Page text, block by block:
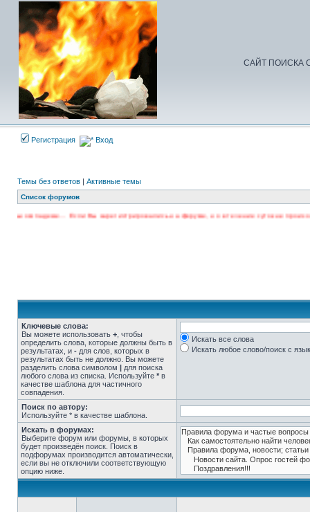
САЙТ ПОИСКА
Регистрация Вход
Темы без ответов | Активные темы
Список форумов
Если Вы зарегистрировались на форуме, но в течение суток не произошла
Ключевые слова:
Вы можете использовать + , чтобы
определить слова, которые должны быть в
результатах, и - для слов, которых в
результатах быть не должно. Вы можете
разделить слова символом | для поиска
любого слова из списка. Используйте * в
качестве шаблона для частичного
совпадения.
Искать все слова
Искать любое слово/поиск с
Поиск по автору:
Используйте * в качестве шаблона.
Искать в форумах:
Выберите форум или форумы, в которых
будет произведён поиск. Поиск в
подфорумах производится автоматически,
если вы не отключили соответствующую
опцию ниже.